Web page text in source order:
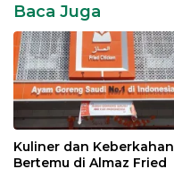
Baca Juga
Kuliner dan Keberkahan
Bertemu di Almaz Fried